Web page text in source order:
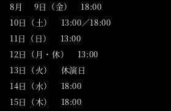
8月 9日（金） 18:00
10日（土） 13:00／18:00
11日（日） 13:00
12日（月・休） 13:00
13日（火） 休演日
14日（水） 18:00
15日（木） 18:00